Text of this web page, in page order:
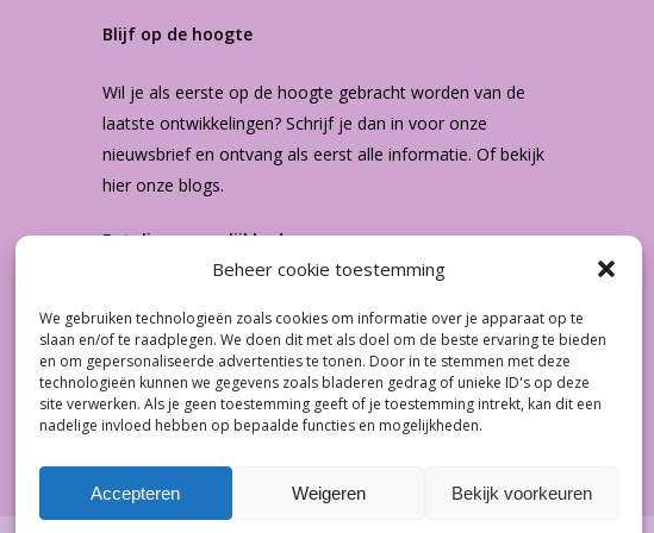
Beheer cookie toestemming
We gebruiken technologieën zoals cookies om informatie over je apparaat op te
slaan en/of te raadplegen. We doen dit met als doel om de beste ervaring te bieden
en om gepersonaliseerde advertenties te tonen. Door in te stemmen met deze
technologieën kunnen we gegevens zoals bladeren gedrag of unieke ID's op deze
site verwerken. Als je geen toestemming geeft of je toestemming intrekt, kan dit een
nadelige invloed hebben op bepaalde functies en mogelijkheden.
Accepteren Weigeren Bekijk voorkeuren
Subtotaal: €0.00
Bekijk Winkelwagen Afrekenen
Blijf op de hoogte
Wil je als eerste op de hoogte gebracht worden van de
laatste ontwikkelingen? Schrijf je dan in voor onze
nieuwsbriefen ontvang als eerst alle informatie. Of bekijk
hier onzeblogs.
Betalingsmogelijkheden